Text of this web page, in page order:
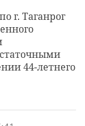
г. Таганрог
44-летнего